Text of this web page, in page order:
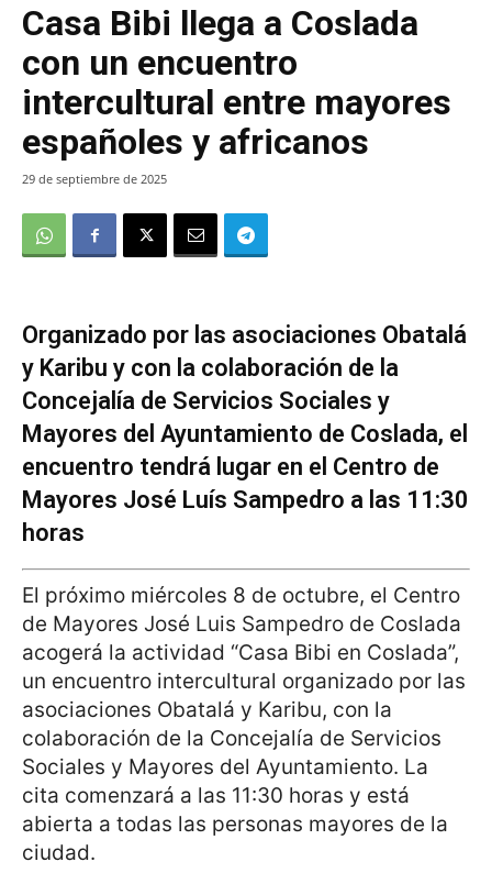
Casa Bibi llega a Coslada
con un encuentro
intercultural entre mayores
españoles y africanos
29 de septiembre de 2025
Organizado por las asociaciones Obatalá
y Karibu y con la colaboración de la
Concejalía de Servicios Sociales y
Mayores del Ayuntamiento de Coslada, el
encuentro tendrá lugar en el Centro de
Mayores José Luís Sampedro a las 11:30
horas
El próximo miércoles 8 de octubre, el Centro
de Mayores José Luis Sampedro de Coslada
acogerá la actividad “Casa Bibi en Coslada”,
un encuentro intercultural organizado por las
asociaciones Obatalá y Karibu, con la
colaboración de la Concejalía de Servicios
Sociales y Mayores del Ayuntamiento. La
cita comenzará a las 11:30 horas y está
abierta a todas las personas mayores de la
ciudad.